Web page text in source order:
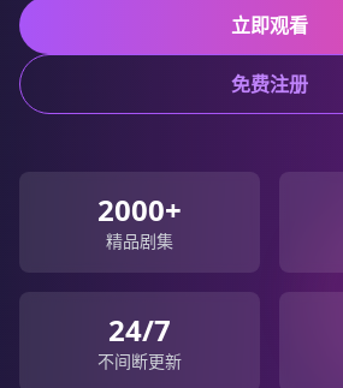
立即观看
免费注册
2000+
精品剧集
24/7
不间断更新